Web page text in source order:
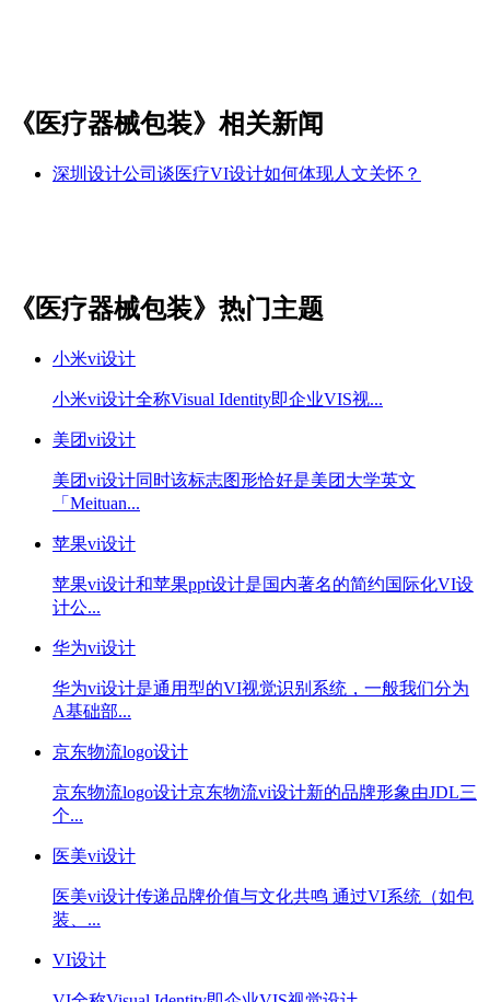
《医疗器械包装》相关新闻
深圳设计公司谈医疗VI设计如何体现人文关怀？
《医疗器械包装》热门主题
小米vi设计
小米vi设计全称Visual Identity即企业VIS视...
美团vi设计
美团vi设计同时该标志图形恰好是美团大学英文
「Meituan...
苹果vi设计
苹果vi设计和苹果ppt设计是国内著名的简约国际化VI设
计公...
华为vi设计
华为vi设计是通用型的VI视觉识别系统，一般我们分为
A基础部...
京东物流logo设计
京东物流logo设计京东物流vi设计新的品牌形象由JDL三
个...
医美vi设计
医美vi设计传递品牌价值与文化共鸣 通过VI系统（如包
装、...
VI设计